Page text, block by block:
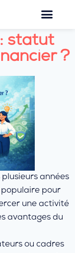
statut
?
années
populaire pour
une activité
avantages du
ou cadres